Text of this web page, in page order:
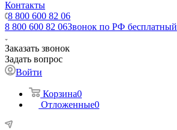
Контакты
8 800 600 82 06
8 800 600 82 06Звонок по РФ бесплатный
Заказать звонок
Задать вопрос
Войти
Корзина0
Отложенные0